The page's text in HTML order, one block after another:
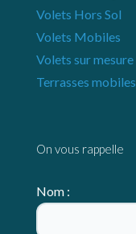
Volets Hors Sol
Volets Mobiles
Volets sur mesure
Terrasses mobiles
On vous rappelle
Nom :